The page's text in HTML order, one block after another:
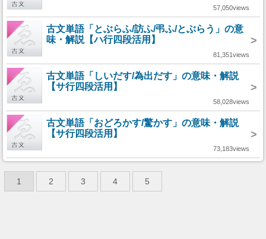
57,050views
古文単語「とぶらふ/訪ふ/弔ふ/とぶらう」の意
味・解説【ハ行四段活用】
>
81,351views
古文単語「しいだす/為出だす」の意味・解説
【サ行四段活用】
>
58,028views
古文単語「おどろかす/驚かす」の意味・解説
【サ行四段活用】
>
73,183views
1 2 3 4 5